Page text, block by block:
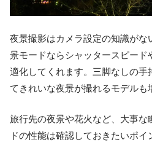
夜景撮影はカメラ設定の知識がな
景モードならシャッタースピード
適化してくれます。三脚なしの手
てきれいな夜景が撮れるモデルも
旅行先の夜景や花火など、大事な
ドの性能は確認しておきたいポイ